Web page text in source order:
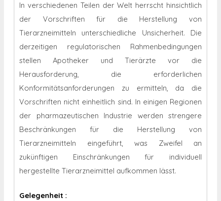
In verschiedenen Teilen der Welt herrscht hinsichtlich
der Vorschriften für die Herstellung von
Tierarzneimitteln unterschiedliche Unsicherheit. Die
derzeitigen regulatorischen Rahmenbedingungen
stellen Apotheker und Tierärzte vor die
Herausforderung, die erforderlichen
Konformitätsanforderungen zu ermitteln, da die
Vorschriften nicht einheitlich sind. In einigen Regionen
der pharmazeutischen Industrie werden strengere
Beschränkungen für die Herstellung von
Tierarzneimitteln eingeführt, was Zweifel an
zukünftigen Einschränkungen für individuell
hergestellte Tierarzneimittel aufkommen lässt.
Gelegenheit :